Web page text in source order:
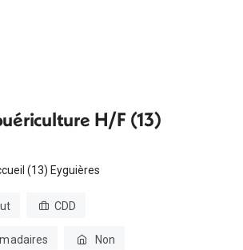
H/F (13)
(13) Eyguières
CDD
Non